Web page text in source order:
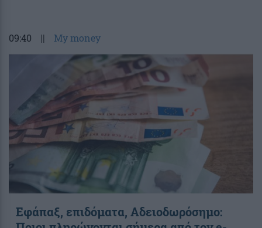
09:40 || My money
Εφάπαξ, επιδόματα, Αδειοδωρόσημο: